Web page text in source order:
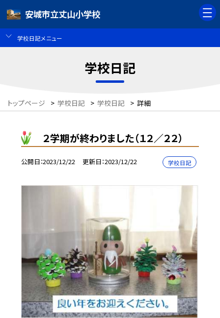
安城市立丈山小学校
学校日記メニュー
学校日記
トップページ > 学校日記 > 学校日記 > 詳細
２学期が終わりました（１２／２２）
公開日 2023/12/22 更新日 2023/12/22 学校日記